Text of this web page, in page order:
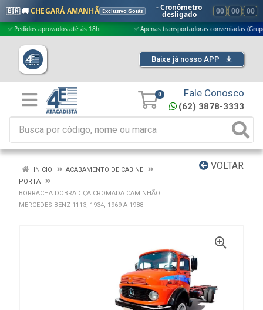
🇧🇷 🚚CHEGARÁ AMANHÃ Exclusivo Goiás - Cronômetro
desligado 00 : 00 : 00
aprovados até às 18h ✅ Apenas transportadoras conveniadas (Grupo G5)
Baixe já nosso APP
0 Fale Conosco
(62) 3878-3333
VOLTAR
INÍCIO
ACABAMENTO DE CABINE
PORTA
BORRACHA DOBRADIÇA CROMADA CAMINHÃO
MERCEDES-BENZ 1113, 1934, 1969 A 1988